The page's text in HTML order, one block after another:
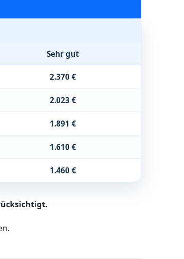
Sehr gut
2.370 €
2.023 €
1.891 €
1.610 €
1.460 €